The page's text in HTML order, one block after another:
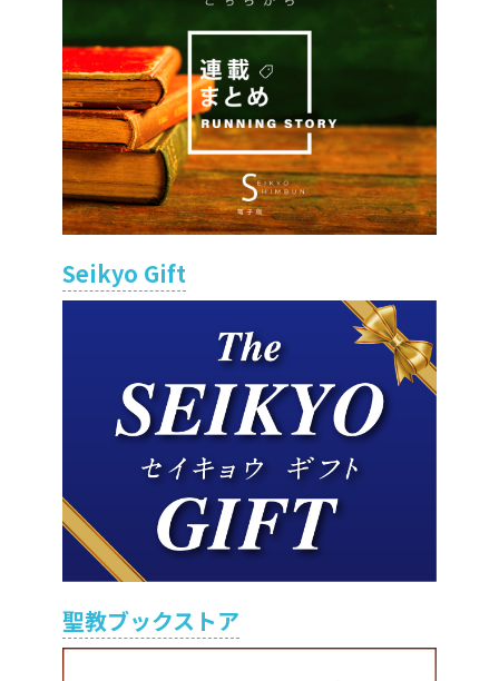
Seikyo Gift
聖教ブックストア